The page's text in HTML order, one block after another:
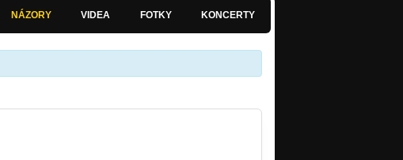
NÁZORY VIDEA FOTKY KONCERTY